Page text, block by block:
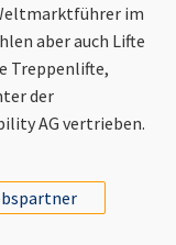
im
aber auch Lifte
Treppenlifte,
der
AG vertrieben.